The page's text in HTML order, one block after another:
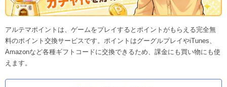
アルテマポイントは、ゲームをプレイするとポイントがもらえる完全無
料のポイント交換サービスです。ポイントはグーグルプレイやiTunes、
Amazonなど各種ギフトコードに交換できるため、課金にも買い物にも使
えます。